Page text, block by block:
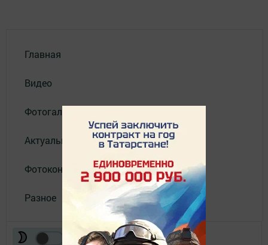
Главная
Видео
Фотогалереи
Актуальное видео
Фотоконкурс
Разное